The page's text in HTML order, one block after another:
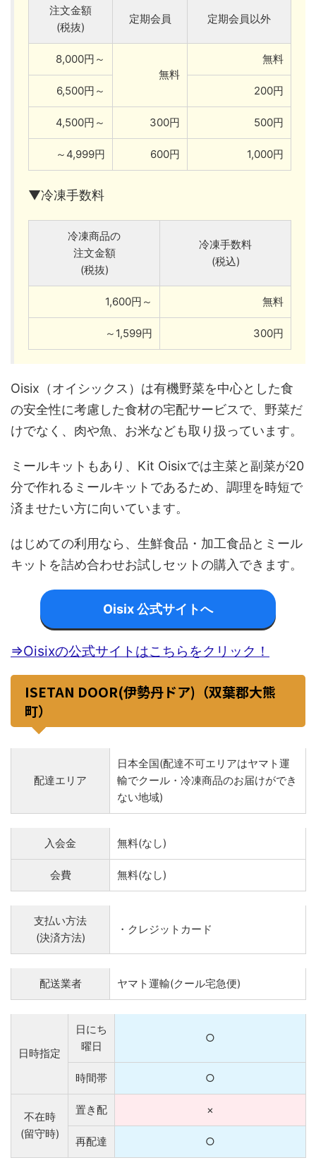
注文金額
(税抜)
定期会員 定期会員以外
8,000円～
無料
無料
6,500円～ 200円
4,500円～ 300円 500円
～4,999円 600円 1,000円
▼冷凍手数料
冷凍商品の
注文金額
(税抜)
冷凍手数料
(税込)
1,600円～ 無料
～1,599円 300円
Oisix（オイシックス）は有機野菜を中心とした食
の安全性に考慮した食材の宅配サービスで、野菜だ
けでなく、肉や魚、お米なども取り扱っています。
ミールキットもあり、Kit Oisixでは主菜と副菜が20
分で作れるミールキットであるため、調理を時短で
済ませたい方に向いています。
はじめての利用なら、生鮮食品・加工食品とミール
キットを詰め合わせお試しセットの購入できます。
Oisix 公式サイトへ
⇒Oisixの公式サイトはこちらをクリック！
ISETAN DOOR(伊勢丹ドア)（双葉郡大熊
町）
配達エリア
日本全国(配達不可エリアはヤマト運
輸でクール・冷凍商品のお届けができ
ない地域)
入会金 無料(なし)
会費 無料(なし)
支払い方法
(決済方法)
・クレジットカード
配送業者 ヤマト運輸(クール宅急便)
日時指定
日にち
曜日
○
時間帯 ○
不在時
(留守時)
置き配 ×
再配達 ○